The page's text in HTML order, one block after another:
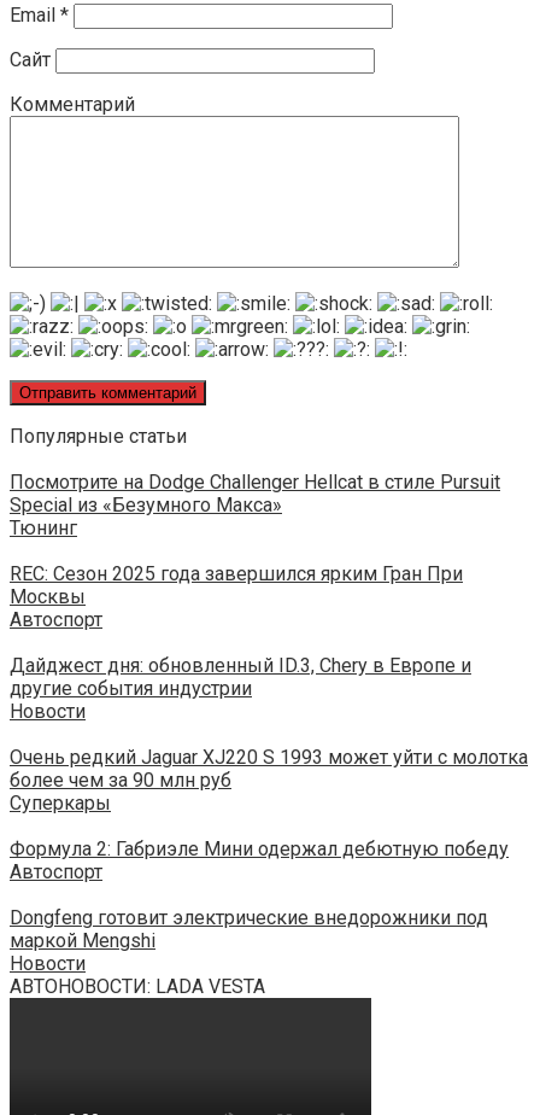
Email *
Сайт
Комментарий
Популярные статьи
Посмотрите на Dodge Challenger Hellcat в стиле Pursuit
Special из «Безумного Макса»
Тюнинг
REC: Сезон 2025 года завершился ярким Гран При
Москвы
Автоспорт
Дайджест дня: обновленный ID.3, Chery в Европе и
другие события индустрии
Новости
Очень редкий Jaguar XJ220 S 1993 может уйти с молотка
более чем за 90 млн руб
Суперкары
Формула 2: Габриэле Мини одержал дебютную победу
Автоспорт
Dongfeng готовит электрические внедорожники под
маркой Mengshi
Новости
АВТОНОВОСТИ: LADA VESTA